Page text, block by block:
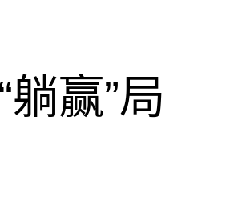
赢”局